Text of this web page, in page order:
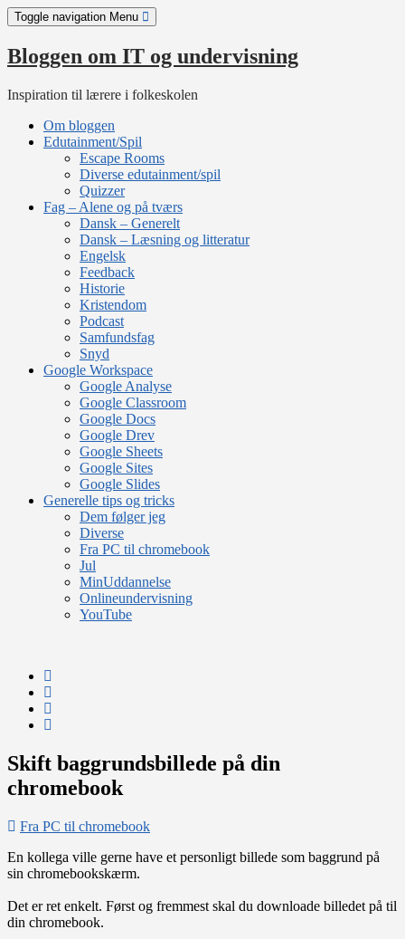
Skip
to
content
Toggle navigation Menu
Bloggen om IT og undervisning
Inspiration til lærere i folkeskolen
Om bloggen
Edutainment/Spil
Escape Rooms
Diverse edutainment/spil
Quizzer
Fag – Alene og på tværs
Dansk – Generelt
Dansk – Læsning og litteratur
Engelsk
Feedback
Historie
Kristendom
Podcast
Samfundsfag
Snyd
Google Workspace
Google Analyse
Google Classroom
Google Docs
Google Drev
Google Sheets
Google Sites
Google Slides
Generelle tips og tricks
Dem følger jeg
Diverse
Fra PC til chromebook
Jul
MinUddannelse
Onlineundervisning
YouTube
Skift baggrundsbillede på din
chromebook
Fra PC til chromebook
En kollega ville gerne have et personligt billede som baggrund på
sin chromebookskærm.
Det er ret enkelt. Først og fremmest skal du downloade billedet på til
din chromebook.